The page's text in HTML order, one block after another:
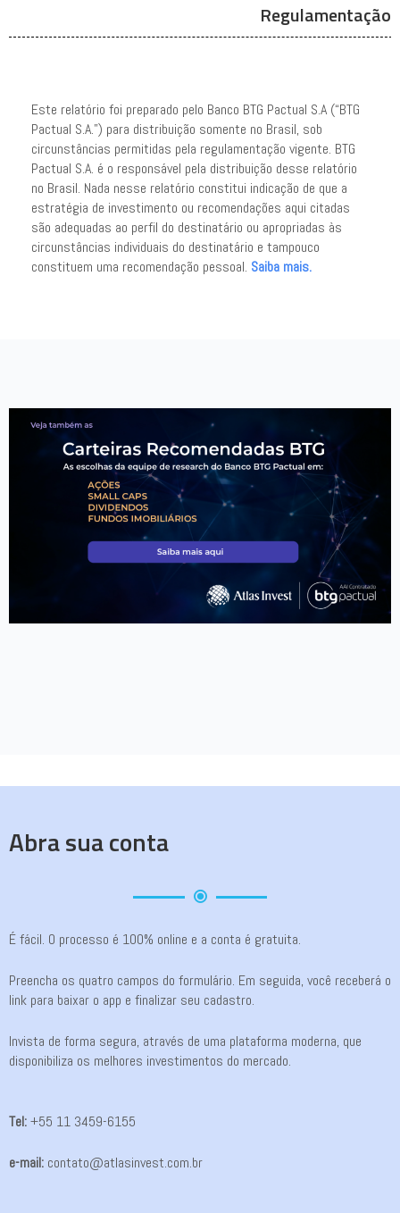
Regulamentação
Este relatório foi preparado pelo Banco BTG Pactual S.A (“BTG
Pactual S.A.”) para distribuição somente no Brasil, sob
circunstâncias permitidas pela regulamentação vigente. BTG
Pactual S.A. é o responsável pela distribuição desse relatório
no Brasil. Nada nesse relatório constitui indicação de que a
estratégia de investimento ou recomendações aqui citadas
são adequadas ao perfil do destinatário ou apropriadas às
circunstâncias individuais do destinatário e tampouco
constituem uma recomendação pessoal. Saiba mais.
Abra sua conta
É fácil. O processo é 100% online e a conta é gratuita.
Preencha os quatro campos do formulário. Em seguida, você receberá o
link para baixar o app e finalizar seu cadastro.
Invista de forma segura, através de uma plataforma moderna, que
disponibiliza os melhores investimentos do mercado.
Tel:+55 11 3459-6155
e-mail: contato@atlasinvest.com.br